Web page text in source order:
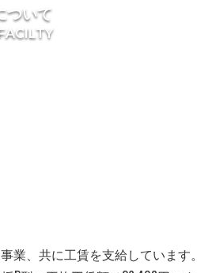
ついて
業、共に工賃を支給していま